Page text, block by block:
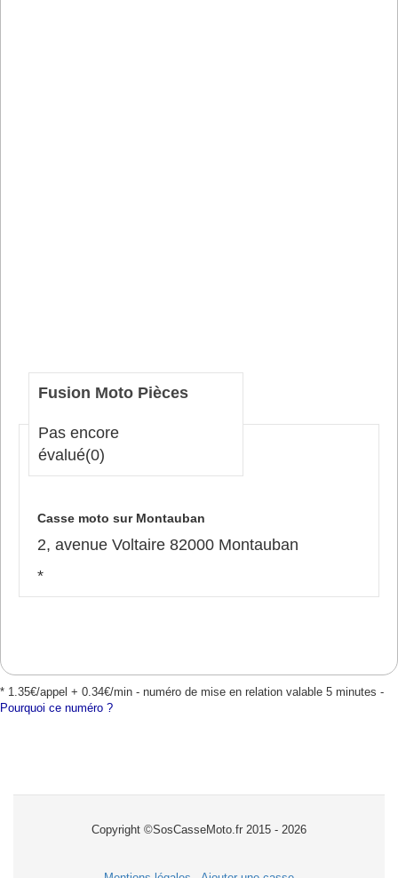
Fusion Moto Pièces
Pas encore
évalué(0)
Casse moto sur Montauban
2, avenue Voltaire 82000 Montauban
*
* 1.35€/appel + 0.34€/min - numéro de mise en relation valable 5 minutes -
Pourquoi ce numéro ?
Copyright ©SosCasseMoto.fr 2015 - 2026